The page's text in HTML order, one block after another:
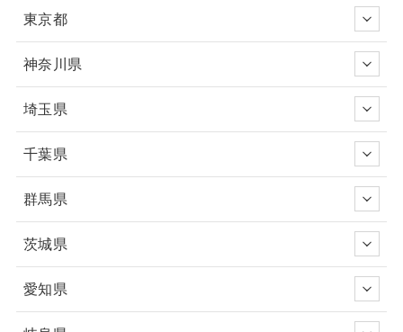
東京都
神奈川県
埼玉県
千葉県
群馬県
茨城県
愛知県